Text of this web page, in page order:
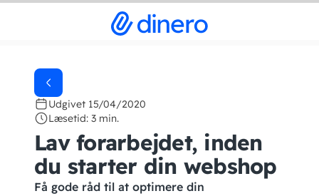
Udgivet 15/04/2020
Læsetid: 3 min.
Lav forarbejdet, inden
du starter din webshop
Få gode råd til at optimere din